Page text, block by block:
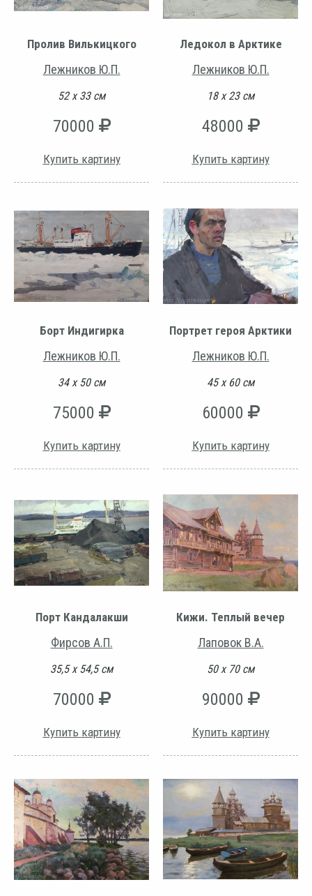
Пролив Вилькицкого
Лежников Ю.П.
52 х 33 см
70000
Купить картину
Ледокол в Арктике
Лежников Ю.П.
18 х 23 см
48000
Купить картину
Борт Индигирка
Лежников Ю.П.
34 х 50 см
75000
Купить картину
Портрет героя Арктики
Лежников Ю.П.
45 х 60 см
60000
Купить картину
Порт Кандалакши
Фирсов А.П.
35,5 х 54,5 см
70000
Купить картину
Кижи. Теплый вечер
Лаповок В.А.
50 х 70 см
90000
Купить картину